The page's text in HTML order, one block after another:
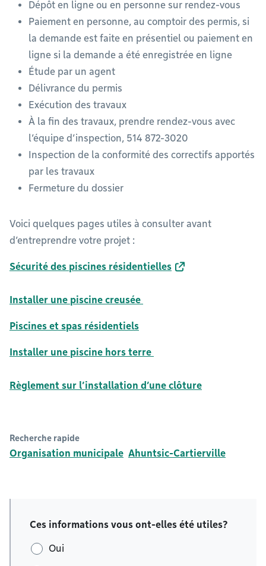
Dépôt en ligne ou en personne sur rendez-vous
Paiement en personne, au comptoir des permis, si
la demande est faite en présentiel ou paiement en
ligne si la demande a été enregistrée en ligne
Étude par un agent
Délivrance du permis
Exécution des travaux
À la fin des travaux, prendre rendez-vous avec
l’équipe d’inspection, 514 872-3020
Inspection de la conformité des correctifs apportés
par les travaux
Fermeture du dossier
Voici quelques pages utiles à consulter avant
d’entreprendre votre projet :
Sécurité des piscines résidentielles
Installer une piscine creusée
Piscines et spas résidentiels
Installer une piscine hors terre
Règlement sur l’installation d’une clôture
Recherche rapide
Organisation municipale Ahuntsic-Cartierville
Ces informations vous ont-elles été utiles?
Oui